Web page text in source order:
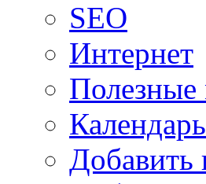
SEO
Интернет
Полезные
Добавить